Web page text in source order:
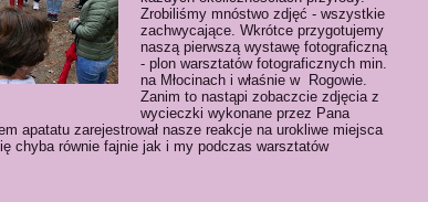
Zrobiliśmy mnóstwo zdjęć - wszystkie
zachwycające. Wkrótce przygotujemy
naszą pierwszą wystawę fotograficzną
- plon warsztatów fotograficznych min.
na Młocinach i właśnie w Rogowie.
Zanim to nastąpi zobaczcie zdjęcia z
wycieczki wykonane przez Pana
apatatu zarejestrował nasze reakcje na urokliwe miejsca
chyba równie fajnie jak i my podczas warsztatów